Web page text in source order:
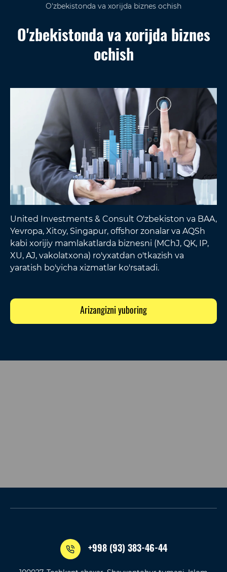
O'zbekistonda va xorijda biznes ochish
O'zbekistonda va xorijda biznes
ochish
United Investments & Consult O'zbekiston va BAA,
Yevropa, Xitoy, Singapur, offshor zonalar va AQSh
kabi xorijiy mamlakatlarda biznesni (MChJ, QK, IP,
XU, AJ, vakolatxona) ro'yxatdan o'tkazish va
yaratish bo'yicha xizmatlar ko'rsatadi.
Arizangizni yuboring
+998 (93) 383-46-44